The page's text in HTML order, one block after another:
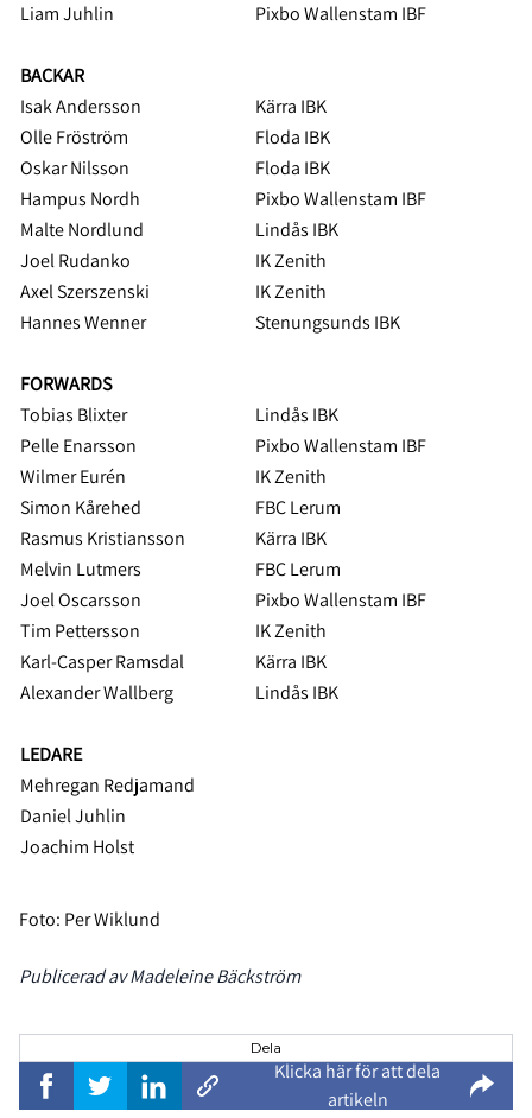
Liam Juhlin
Pixbo Wallenstam IBF
BACKAR
Isak Andersson
Kärra IBK
Olle Fröström
Floda IBK
Oskar Nilsson
Floda IBK
Hampus Nordh
Pixbo Wallenstam IBF
Malte Nordlund
Lindås IBK
Joel Rudanko
IK Zenith
Axel Szerszenski
IK Zenith
Hannes Wenner
Stenungsunds IBK
FORWARDS
Tobias Blixter
Lindås IBK
Pelle Enarsson
Pixbo Wallenstam IBF
Wilmer Eurén
IK Zenith
Simon Kårehed
FBC Lerum
Rasmus Kristiansson
Kärra IBK
Melvin Lutmers
FBC Lerum
Joel Oscarsson
Pixbo Wallenstam IBF
Tim Pettersson
IK Zenith
Karl-Casper Ramsdal
Kärra IBK
Alexander Wallberg
Lindås IBK
LEDARE
Mehregan Redjamand
Daniel Juhlin
Joachim Holst
Foto: Per Wiklund
Publicerad av Madeleine Bäckström
Dela
Klicka här för att dela
artikeln